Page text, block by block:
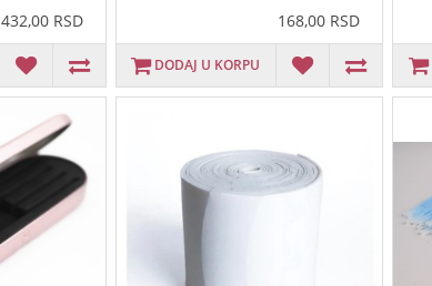
432,00 RSD
168,00 RSD
DODAJ U KORPU